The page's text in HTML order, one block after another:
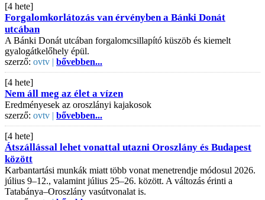
[4 hete]
Forgalomkorlátozás van érvényben a Bánki Donát
utcában
A Bánki Donát utcában forgalomcsillapító küszöb és kiemelt
gyalogátkelőhely épül.
szerző: ovtv | bővebben...
[4 hete]
Nem áll meg az élet a vízen
Eredményesek az oroszlányi kajakosok
szerző: ovtv | bővebben...
[4 hete]
Átszállással lehet vonattal utazni Oroszlány és Budapest
között
Karbantartási munkák miatt több vonat menetrendje módosul 2026.
július 9–12., valamint július 25–26. között. A változás érinti a
Tatabánya–Oroszlány vasútvonalat is.